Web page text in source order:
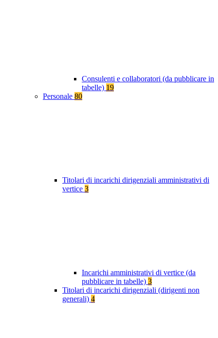
Consulenti e collaboratori (da pubblicare in
tabelle) 19
Personale 80
Titolari di incarichi dirigenziali amministrativi di
vertice 3
Incarichi amministrativi di vertice (da
pubblicare in tabelle) 3
Titolari di incarichi dirigenziali (dirigenti non
generali) 4